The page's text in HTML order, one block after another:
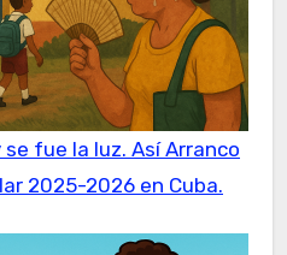
fue la luz. Así Arranco
2025-2026 en Cuba.